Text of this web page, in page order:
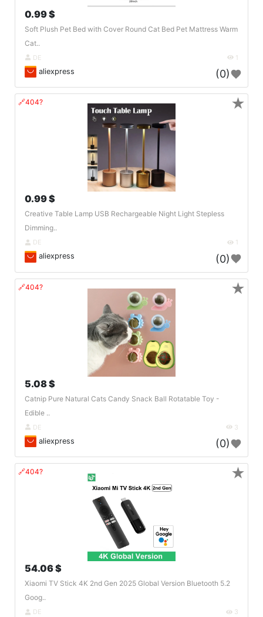
0.99 $
Soft Plush Pet Bed with Cover Round Cat Bed Pet Mattress Warm
Cat..
DE 1
aliexpress (0)
🔗404?
0.99 $
Creative Table Lamp USB Rechargeable Night Light Stepless
Dimming..
DE 1
aliexpress (0)
★
🔗404?
5.08 $
Catnip Pure Natural Cats Candy Snack Ball Rotatable Toy -
Edible ..
DE 3
aliexpress (0)
★
🔗404?
54.06 $
Xiaomi TV Stick 4K 2nd Gen 2025 Global Version Bluetooth 5.2
Goog..
DE 3
★